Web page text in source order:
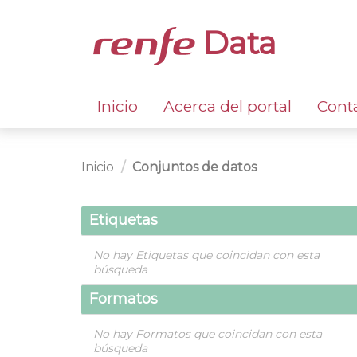
Data
Inicio Acerca del portal
Inicio Conjuntos de datos
Etiquetas
No hay Etiquetas que coincidan con esta
búsqueda
Formatos
No hay Formatos que coincidan con esta
búsqueda